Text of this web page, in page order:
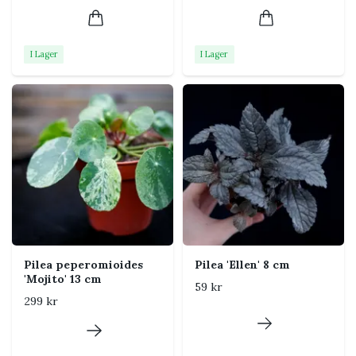
Sorten kännetecknas av kraftigt strukturerade gröna
Bladens form, struktur och färg framträder bäst i ljust
indirekt ljus. Den djupt bubbliga bladytan gör att
växten fungerar fint både som solitär och tillsammans
med andra mindre gröna växter.
Skötsel
Ljust till halvskuggigt läge
med indirekt ljus. Undvik
stark middagssol som kan
Vattning
Vattna när de översta 2–3 cm
krukan stå konstant blöt och
I Lager I Lager
Pilea peperomioides
'Mojito' 13 cm
299 kr
Pilea 'Ellen' 8 cm
59 kr